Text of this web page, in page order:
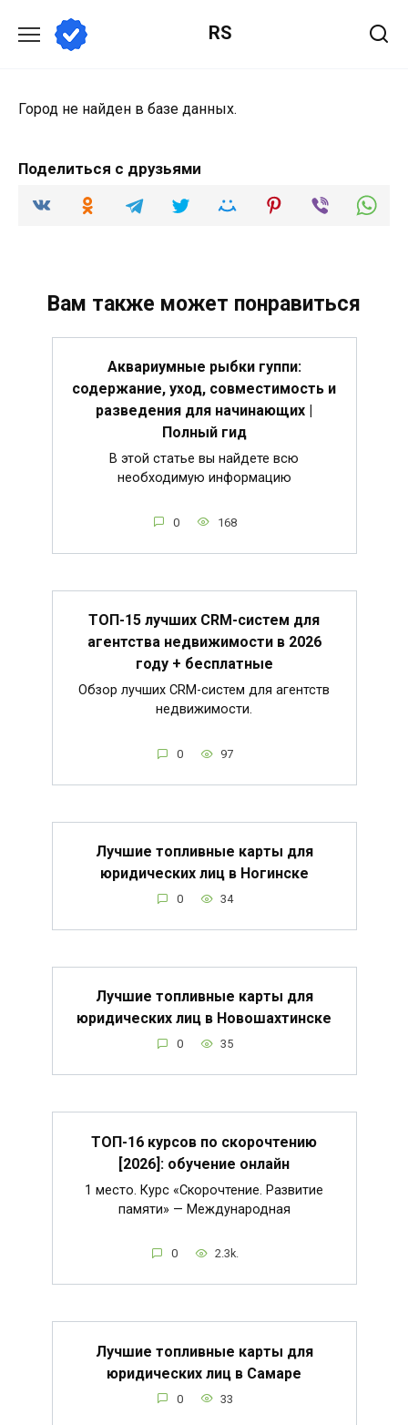
содержанию
RS
Город не найден в базе данных.
Поделиться с друзьями
Вам также может понравиться
Аквариумные рыбки гуппи:
содержание, уход, совместимость и
разведения для начинающих |
Полный гид
В этой статье вы найдете всю
необходимую информацию
0 168
ТОП-15 лучших CRM-систем для
агентства недвижимости в 2026
году + бесплатные
Обзор лучших CRM-систем для агентств
недвижимости.
0 97
Лучшие топливные карты для
юридических лиц в Ногинске
0 34
Лучшие топливные карты для
юридических лиц в Новошахтинске
0 35
ТОП-16 курсов по скорочтению
[2026]: обучение онлайн
1 место. Курс «Скорочтение. Развитие
памяти» — Международная
0 2.3k.
Лучшие топливные карты для
юридических лиц в Самаре
0 33